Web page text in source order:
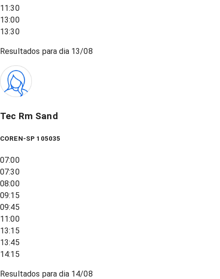
11:30
13:00
13:30
Resultados para dia 13/08
Tec Rm Sand
COREN-SP 105035
07:00
07:30
08:00
09:15
09:45
11:00
13:15
13:45
14:15
Resultados para dia 14/08